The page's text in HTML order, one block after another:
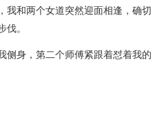
我和两个女道突然迎面相逢，确切
伐。
侧身，第二个师傅紧跟着怼着我的